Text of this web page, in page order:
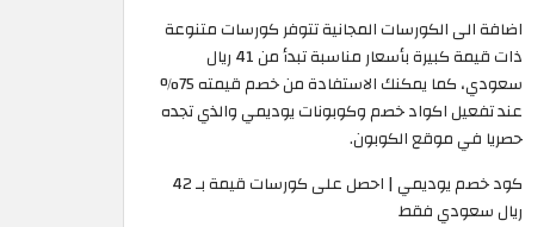
اضافة الى الكورسات المجانية تتوفر كورسات متنوعة
ذات قيمة كبيرة بأسعار مناسبة تبدأ من 41 ريال
سعودي، كما يمكنك الاستفادة من خصم قيمته 75%
عند تفعيل اكواد خصم وكوبونات يوديمي والذي تجده
حصريا في موقع الكوبون.
كود خصم يوديمي | احصل على كورسات قيمة بـ 42
ريال سعودي فقط